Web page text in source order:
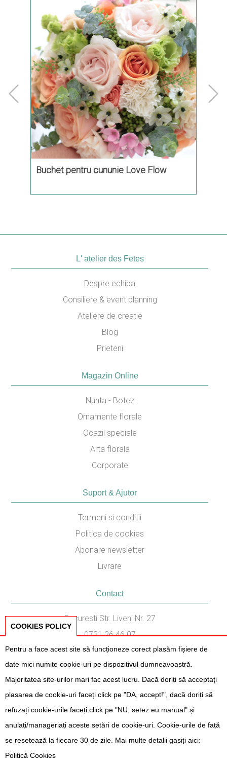
Buchet pentru cununie Love Flow
L' atelier des Fetes
Despre echipa
Consiliere & event planning
Ateliere de creatie
Blog
Prieteni
Magazin Online
Nunta - Botez
Ornamente florale
Ocazii speciale
Arta florala
Corporate
Suport & Ajutor
Termeni si conditii
Politica de cookies
Abonare newsletter
Livrare
Contact
Bucuresti Str. Liveni Nr. 27
0721.26.46.07
031.436.87.38
Program Consiliere:
Luni - Vineri, 11:00 - 17:00
L' Atelier des Fêtes 2026- Toate drepturile rezervate. Created by
COOKIES POLICY
Pentru a face acest site să funcționeze corect plasăm fișiere de
date mici numite cookie-uri pe dispozitivul dumneavoastră.
Majoritatea site-urilor mari fac acest lucru. Dacă doriți să acceptați
plasarea de cookie-uri faceți click pe "DA, accept!", dacă doriți să
refuzați cookie-urile faceți click pe "NU, setez eu manual" și
anulați/manageriați aceste setări de cookie-uri. Cookie-urile de față
se resetează la fiecare 30 de zile. Mai multe detalii gasiți aici:
Politică Cookies